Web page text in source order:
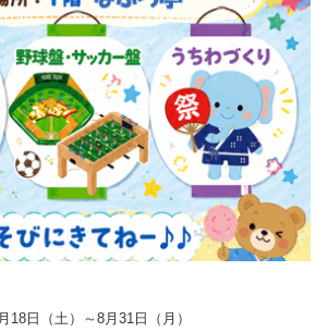
18日（土）～8月31日（月）